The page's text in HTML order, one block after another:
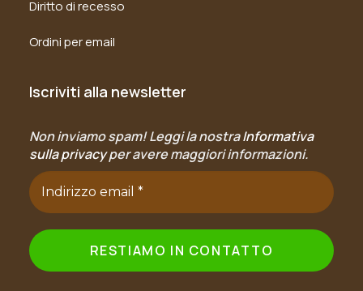
Diritto di recesso
Ordini per email
Iscriviti alla newsletter
Non inviamo spam! Leggi la nostraInformativa
sulla privacyper avere maggiori informazioni.